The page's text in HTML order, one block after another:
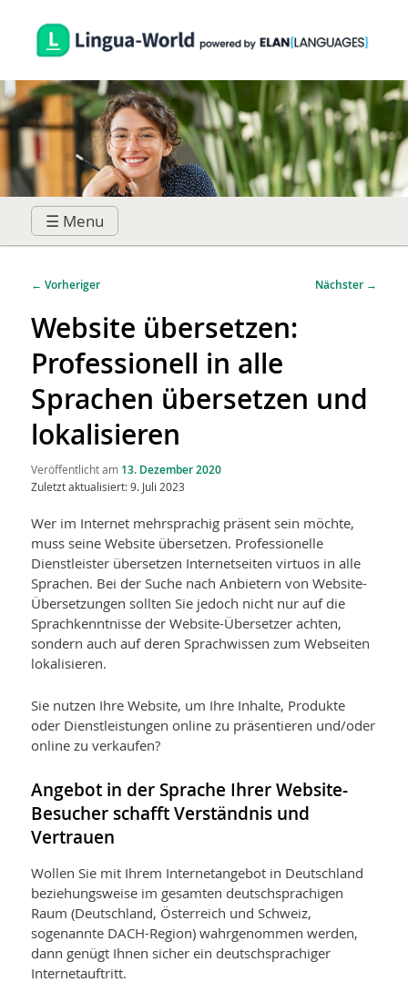
☰ Menu
Inhalt
springen
Inhalt
springen
Beitragsnavigation
← Vorheriger Nächster →
Website übersetzen:
Professionell in alle
Sprachen übersetzen und
lokalisieren
Veröffentlicht am 13. Dezember 2020
Zuletzt aktualisiert: 9. Juli 2023
Wer im Internet mehrsprachig präsent sein möchte,
muss seine Website übersetzen. Professionelle
Dienstleister übersetzen Internetseiten virtuos in alle
Sprachen. Bei der Suche nach Anbietern von Website-
Übersetzungen sollten Sie jedoch nicht nur auf die
Sprachkenntnisse der Website-Übersetzer achten,
sondern auch auf deren Sprachwissen zum Webseiten
lokalisieren.
Sie nutzen Ihre Website, um Ihre Inhalte, Produkte
oder Dienstleistungen online zu präsentieren und/oder
online zu verkaufen?
Angebot in der Sprache Ihrer Website-
Besucher schafft Verständnis und
Vertrauen
Wollen Sie mit Ihrem Internetangebot in Deutschland
beziehungsweise im gesam­ten deutschsprachigen
Raum (Deutschland, Österreich und Schweiz,
sogenannte DACH-Region) wahrgenommen werden,
dann genügt Ihnen sicher ein deutsch­sprachiger
Internetauftritt.